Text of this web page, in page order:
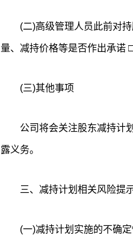
(二)高级管理人员此前对
量
(三)其他事项
公司将会关注股东减持计
露义务。
三、减持计划相关风险提
(一)减持计划实施的不确